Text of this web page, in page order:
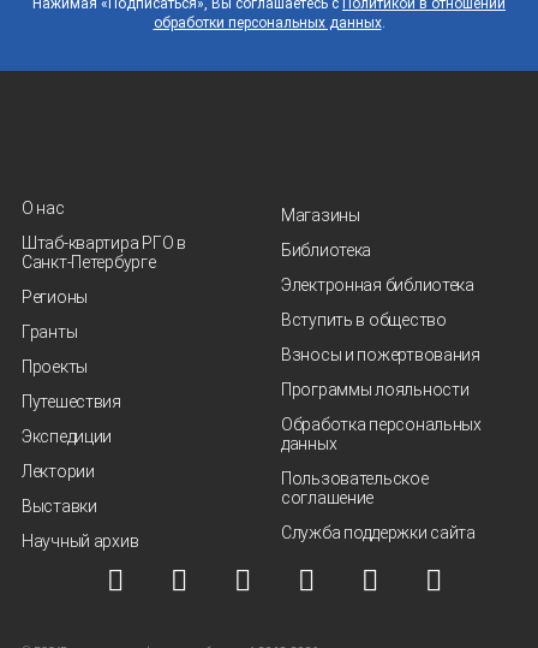
обработки персональных данных.
О нас
Штаб-квартира РГО в
Санкт‑Петербурге
Регионы
Гранты
Проекты
Путешествия
Экспедиции
Лектории
Выставки
Научный архив
Магазины
Библиотека
Электронная библиотека
Вступить в общество
Взносы и пожертвования
Программы лояльности
Обработка персональных
данных
Пользовательское
соглашение
Служба поддержки сайта